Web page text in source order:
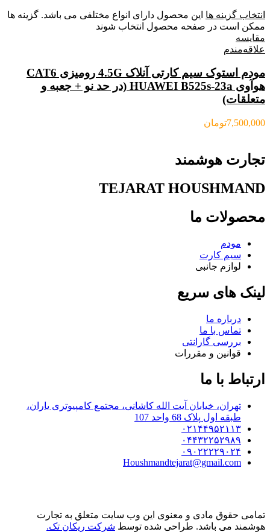
انتخاب گزینه ها این محصول دارای انواع مختلفی می باشد. گزینه ها
ممکن است در صفحه محصول انتخاب شوند
مقایسه
علاقه‌مندم
مودم استوک سیم کارتی آنلاک 4.5G رومیزی CAT6
هوآوی HUAWEI B525s-23a (در حد نو + جعبه و
متعلقات)
7,500,000تومان
تجارت هوشمند
TEJARAT HOUSHMAND
محصولات ما
مودم
سیم کارت
لوازم جانبی
لینک های سریع
درباره ما
تماس با ما
بررسی گارانتی
قوانین و مقررات
ارتباط با ما
تهران، خیابان آیت الله کاشانی، مجتمع کامپیوتری یاران،
طبقه اول پلاک 68 واحد 107
۰۲۱۴۴۹۵۲۱۱۳
۰۴۴۳۲۲۵۲۹۸۹
۰۹۰۲۲۲۲۹۰۲۴
Houshmandtejarat@gmail.com
تمامی حقوق مادی و معنوی این وب سایت متعلق به تجارت
هوشمند می باشد. طراحی شده توسط شرکت ریکان تک.